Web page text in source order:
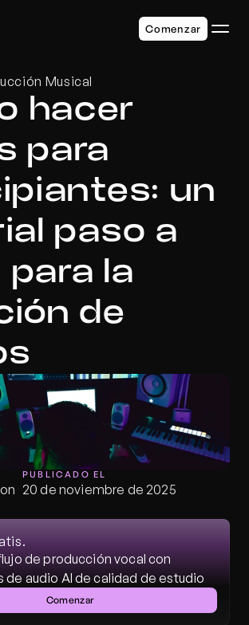
Musical
hacer
para
un
paso a
para la
de
PUBLICADO EL
20 de noviembre de 2025
de producción vocal con
de audio AI de calidad de estudio
Comenzar
Comenzar